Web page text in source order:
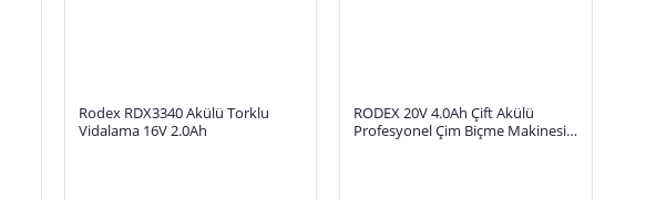
Rodex RDX3340 Akülü Torklu
Vidalama 16V 2.0Ah
RODEX 20V 4.0Ah Çift Akülü
Profesyonel Çim Biçme Makinesi